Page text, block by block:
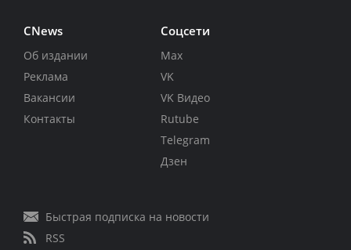
CNews
Об издании
Реклама
Вакансии
Контакты
Соцсети
Max
VK
VK Видео
Rutube
Telegram
Дзен
Быстрая подписка на новости
RSS